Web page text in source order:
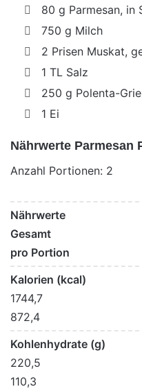
80 g Parmesan, in
750 g Milch
2 Prisen Muskat,
1 TL Salz
250 g Polenta-
1 Ei
Nährwerte Parmesan
Anzahl Portionen: 2
Nährwerte
Gesamt
pro Portion
Kalorien (kcal)
1744,7
872,4
Kohlenhydrate (g)
220,5
110,3